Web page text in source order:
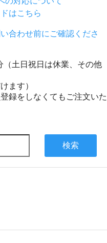
はこちら
合わせ前にご確認くださ
土日祝日は休業、その他
ます）
登録をしなくてもご注文いた
検索